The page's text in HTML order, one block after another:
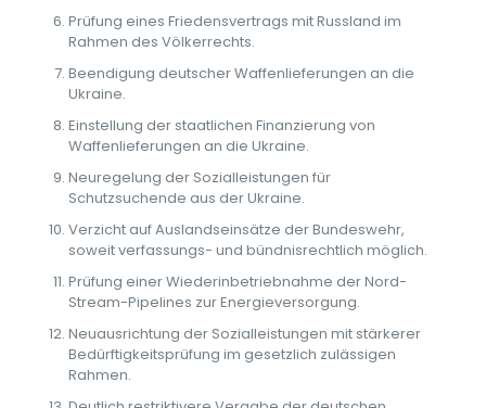
Prüfung eines Friedensvertrags mit Russland im
Rahmen des Völkerrechts.
Beendigung deutscher Waffenlieferungen an die
Ukraine.
Einstellung der staatlichen Finanzierung von
Waffenlieferungen an die Ukraine.
Neuregelung der Sozialleistungen für
Schutzsuchende aus der Ukraine.
Verzicht auf Auslandseinsätze der Bundeswehr,
soweit verfassungs- und bündnisrechtlich möglich.
Prüfung einer Wiederinbetriebnahme der Nord-
Stream-Pipelines zur Energieversorgung.
Neuausrichtung der Sozialleistungen mit stärkerer
Bedürftigkeitsprüfung im gesetzlich zulässigen
Rahmen.